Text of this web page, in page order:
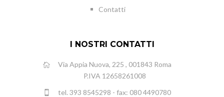
Contatti
I NOSTRI CONTATTI
Via Appia Nuova, 225 , 001843 Roma
P.IVA 12658261008
tel. 393 8545298 - fax: 080 4490780